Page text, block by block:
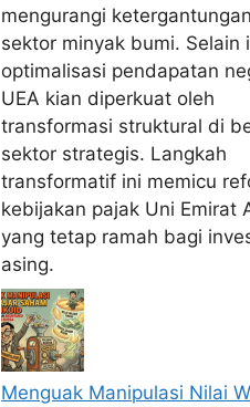
mengurangi
sektor minyak bumi. Selain
optimalisasi pendapatan
UEA kian diperkuat oleh
transformasi struktural di
sektor strategis. Langkah
transformatif ini memicu
kebijakan pajak Uni Emirat
yang tetap ramah bagi
asing.
Menguak Manipulasi Nilai